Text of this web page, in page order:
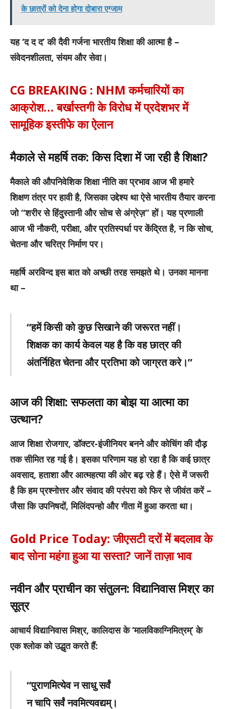
के छात्रों को देना होगा दोबारा एग्जाम
यह ‘द द द’ की दैवी गर्जना भारतीय शिक्षा की आत्मा है –
संवेदनशीलता, संयम और सेवा।
CG BREAKING : NHM कर्मचारियों का
आक्रोश… बर्खास्तगी के विरोध में प्रदेशभर में
सामूहिक इस्तीफे का ऐलान
मैकाले से महर्षि तक: किस दिशा में जा रही है शिक्षा?
मैकाले की औपनिवेशिक शिक्षा नीति का प्रभाव आज भी हमारे
शिक्षण तंत्र पर हावी है, जिसका उद्देश्य था ऐसे भारतीय तैयार करना
जो “शरीर से हिंदुस्तानी और सोच से अंग्रेज़” हों। यह प्रणाली
आज भी नौकरी, परीक्षा, और प्रतिस्पर्धा पर केंद्रित है, न कि सोच,
चेतना और चरित्र निर्माण पर।
महर्षि अरविन्द इस बात को अच्छी तरह समझते थे। उनका मानना
था –
“हमें किसी को कुछ सिखाने की जरूरत नहीं।
शिक्षक का कार्य केवल यह है कि वह छात्र की
अंतर्निहित चेतना और प्रतिभा को जाग्रत करे।”
आज की शिक्षा: सफलता का बोझ या आत्मा का
उत्थान?
आज शिक्षा रोजगार, डॉक्टर-इंजीनियर बनने और कोचिंग की दौड़
तक सीमित रह गई है। इसका परिणाम यह हो रहा है कि कई छात्र
अवसाद, हताशा और आत्महत्या की ओर बढ़ रहे हैं। ऐसे में जरूरी
है कि हम प्रश्नोत्तर और संवाद की परंपरा को फिर से जीवंत करें –
जैसा कि उपनिषदों, मिलिंदपन्हो और गीता में हुआ करता था।
Gold Price Today: जीएसटी दरों में बदलाव के
बाद सोना महंगा हुआ या सस्ता? जानें ताज़ा भाव
नवीन और प्राचीन का संतुलन: विद्यानिवास मिश्र का
सूत्र
आचार्य विद्यानिवास मिश्र, कालिदास के ‘मालविकाग्निमित्रम्’ के
एक श्लोक को उद्धृत करते हैं:
“पुराणमित्येव न साधु सर्वं
न चापि सर्वं नवमित्यवद्यम्।